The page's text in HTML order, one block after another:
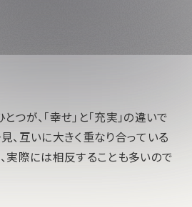
つが、「幸せ」と「充実」の違いで
、互いに大きく重なり合っている
実際には相反することも多いので